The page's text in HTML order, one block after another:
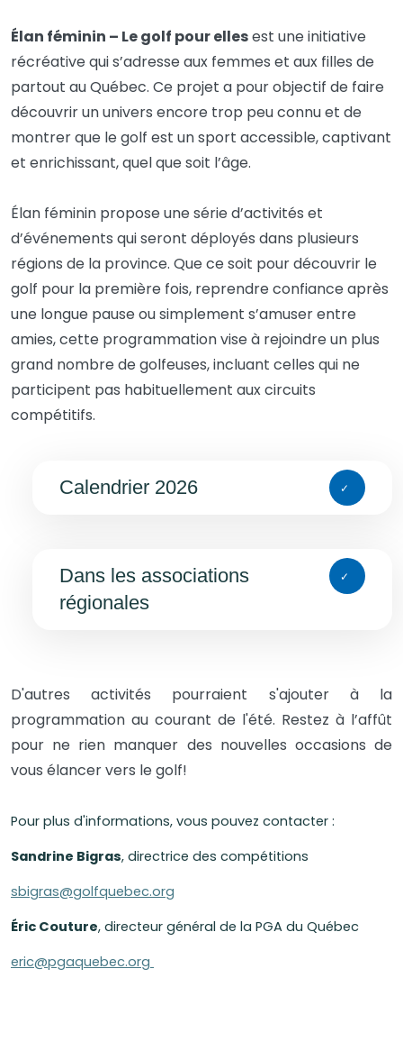
Élan féminin – Le golf pour ellesest une initiative
récréative qui s’adresse aux femmes et aux filles de
partout au Québec. Ce projet a pour objectif de faire
découvrir un univers encore trop peu connu et de
montrer que le golf est un sport accessible, captivant
et enrichissant, quel que soit l’âge.
Élan féminin propose une série d’activités et
d’événements qui seront déployés dans plusieurs
régions de la province. Que ce soit pour découvrir le
golf pour la première fois, reprendre confiance après
une longue pause ou simplement s’amuser entre
amies, cette programmation vise à rejoindre un plus
grand nombre de golfeuses, incluant celles qui ne
participent pas habituellement aux circuits
compétitifs.
Calendrier 2026
Dans les associations
régionales
D'autres activités pourraient s'ajouter à la
programmation au courant de l'été. Restez à l’affût
pour ne rien manquer des nouvelles occasions de
vous élancer vers le golf!
Pour plus d'informations, vous pouvez contacter :
Sandrine Bigras, directrice des compétitions
sbigras@golfquebec.org
Éric Couture, directeur général de la PGA du Québec
eric@pgaquebec.org